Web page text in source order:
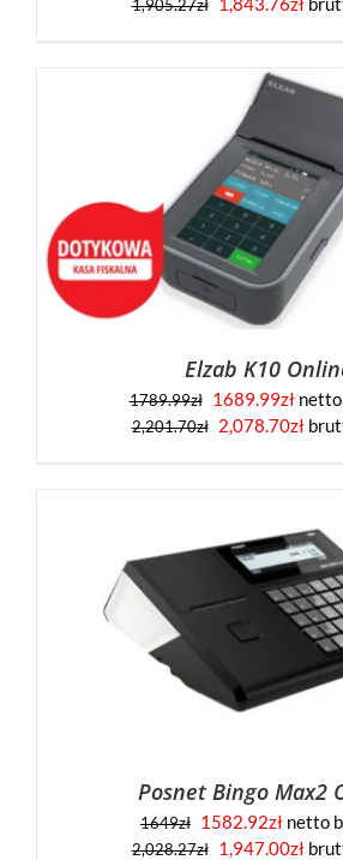
1,905.27zł
Elzab K10
1789.99zł 1689.99złnetto
2,201.70zł 2,078.70zł
Posnet Bingo Max2
1649zł 1582.92zł netto
2,028.27zł 1,947.00zł